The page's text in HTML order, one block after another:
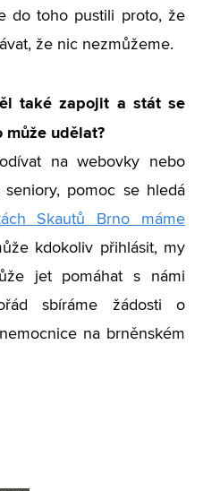
do toho pustili proto, že
že nic nezmůžeme.
také zapojit a stát se
může udělat?
na webovky nebo
pomoc se hledá
Skautů Brno máme
kdokoliv přihlásit, my
jet pomáhat s námi
sbíráme žádosti o
na brněnském